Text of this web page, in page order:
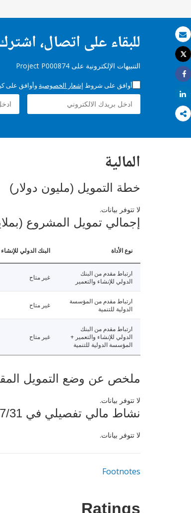
بريد الكتروني
طباعة
Tweet
Share
Share
للبقاء على اتصال،
التنبيهات الإلكترونية على Project P000874
أوافق على شروط إشعار الخصوصية وأوافق على
المالية
خطة التمويل (مليون دولار)
لا تتوفر بيانات.
إجمالي تمويل المشروع
نوع الأداة البنك الدولي
ارتباط مقدم من البنك
الدولي للإنشاء والتعمير
غير متاح
ارتباط مقدم من المؤسسة
الدولية للتنمية
غير متاح
ارتباط مقدم من البنك
الدولي للإنشاء والتعمير +
المؤسسة الدولية للتنمية
غير متاح
ملخص عن وضع التمويل المقدم من
لا تتوفر بيانات.
نشاط مالي تفصيلي في 2026/07/31
لا تتوفر بيانات.
Footnotes